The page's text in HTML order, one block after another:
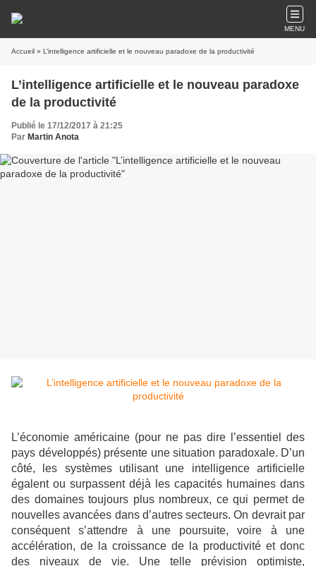
MENU
Accueil » L’intelligence artificielle et le nouveau paradoxe de la productivité
L’intelligence artificielle et le nouveau paradoxe
de la productivité
Publié le 17/12/2017 à 21:25
Par Martin Anota
L’économie américaine (pour ne pas dire l’essentiel des
pays développés) présente une situation paradoxale. D’un
côté, les systèmes utilisant une intelligence artificielle
égalent ou surpassent déjà les capacités humaines dans
des domaines toujours plus nombreux, ce qui permet de
nouvelles avancées dans d’autres secteurs. On devrait par
conséquent s’attendre à une poursuite, voire à une
accélération, de la croissance de la productivité et donc
des niveaux de vie. Une telle prévision optimiste,